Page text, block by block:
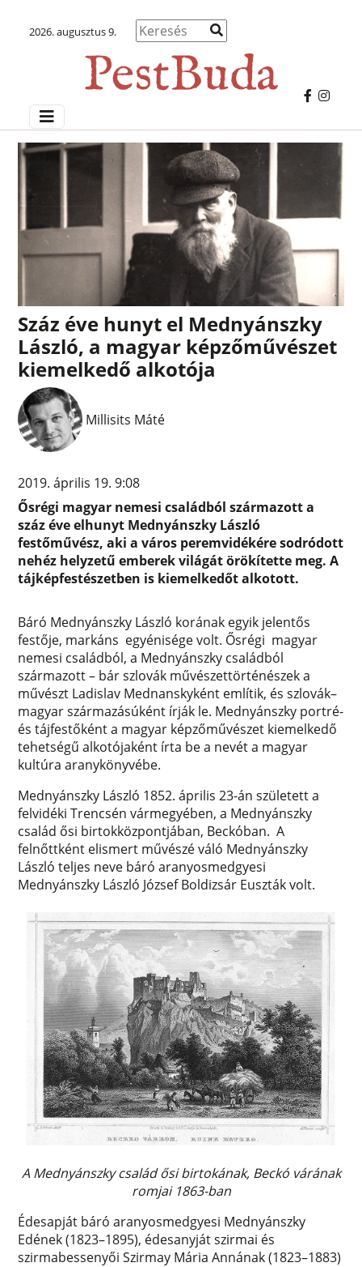
2026. augusztus 9.
Száz éve hunyt el Mednyánszky
László, a magyar képzőművészet
kiemelkedő alkotója
Millisits Máté
2019. április 19. 9:08
Ősrégi magyar nemesi családból származott a
száz éve elhunyt Mednyánszky László
festőművész, aki a város peremvidékére sodródott
nehéz helyzetű emberek világát örökítette meg. A
tájképfestészetben is kiemelkedőt alkotott.
Báró Mednyánszky László korának egyik jelentős
festője, markáns egyénisége volt. Ősrégi magyar
nemesi családból, a Mednyánszky családból
származott – bár szlovák művészettörténészek a
művészt Ladislav Mednanskyként említik, és szlovák–
magyar származásúként írják le. Mednyánszky portré-
és tájfestőként a magyar képzőművészet kiemelkedő
tehetségű alkotójaként írta be a nevét a magyar
kultúra aranykönyvébe.
Mednyánszky László 1852. április 23-án született a
felvidéki Trencsén vármegyében, a Mednyánszky
család ősi birtokközpontjában, Beckóban. A
felnőttként elismert művészé váló Mednyánszky
László teljes neve báró aranyosmedgyesi
Mednyánszky László József Boldizsár Euszták volt.
A Mednyánszky család ősi birtokának, Beckó várának
romjai 1863-ban
Édesapját báró aranyosmedgyesi Mednyánszky
Edének (1823–1895), édesanyját szirmai és
szirmabessenyői Szirmay Mária Annának (1823–1883)